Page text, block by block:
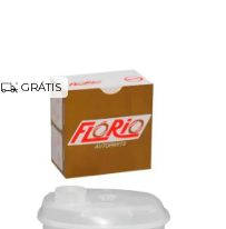
GRÁTIS